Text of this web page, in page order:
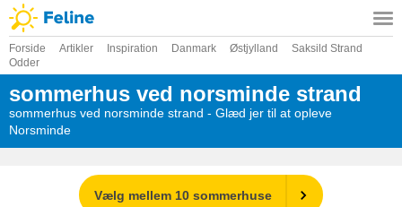
Forside Artikler Inspiration Danmark Østjylland
Saksild Strand
Odder
sommerhus ved norsminde strand
sommerhus ved norsminde strand - Glæd jer til at opleve
Norsminde
Vælg mellem 10 sommerhuse